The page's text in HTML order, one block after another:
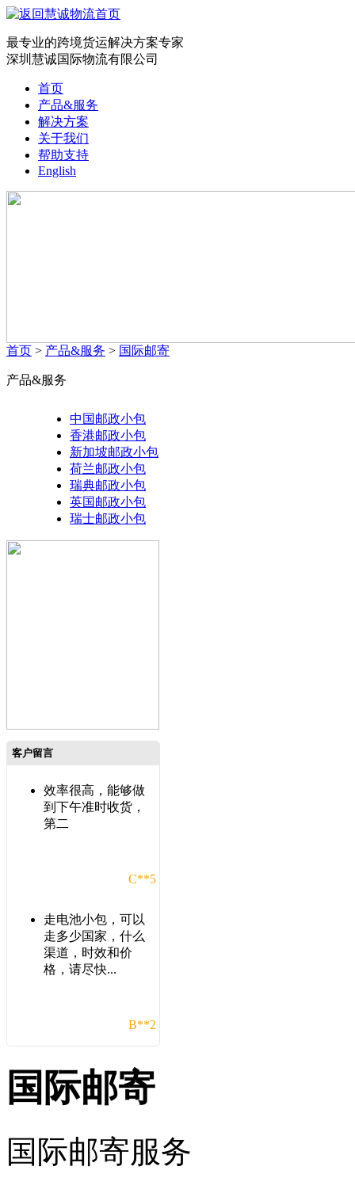
最专业的跨境货运解决方案专家
深圳慧诚国际物流有限公司
首页
产品&服务
解决方案
关于我们
帮助支持
English
首页 > 产品&服务 > 国际邮寄
产品&服务
中国邮政小包
香港邮政小包
新加坡邮政小包
荷兰邮政小包
瑞典邮政小包
英国邮政小包
瑞士邮政小包
客户留言
效率很高，能够做
到下午准时收货，
第二
C**5
走电池小包，可以
走多少国家，什么
渠道，时效和价
格，请尽快...
B**2
在这发了几次货，
发现比之前几家货
代的价格优惠，以
C**1
国际邮寄
国际邮寄服务